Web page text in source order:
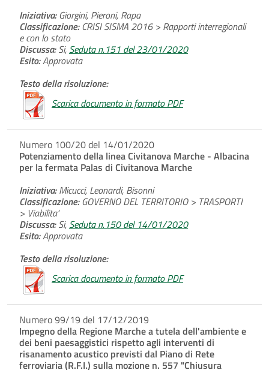
Iniziativa:Giorgini, Pieroni, Rapa
Classificazione:CRISI SISMA 2016 > Rapporti interregionali
e con lo stato
Discussa:Si, Seduta n.151 del 23/01/2020
Esito:Approvata
Testo della risoluzione:
Scarica documento in formato PDF
Numero 100/20 del 14/01/2020
Potenziamento della linea Civitanova Marche - Albacina
per la fermata Palas di Civitanova Marche
Iniziativa:Micucci, Leonardi, Bisonni
Classificazione:GOVERNO DEL TERRITORIO > TRASPORTI
> Viabilita'
Discussa:Si, Seduta n.150 del 14/01/2020
Esito:Approvata
Testo della risoluzione:
Scarica documento in formato PDF
Numero 99/19 del 17/12/2019
Impegno della Regione Marche a tutela dell'ambiente e
dei beni paesaggistici rispetto agli interventi di
risanamento acustico previsti dal Piano di Rete
ferroviaria (R.F.I.) sulla mozione n. 557 "Chiusura